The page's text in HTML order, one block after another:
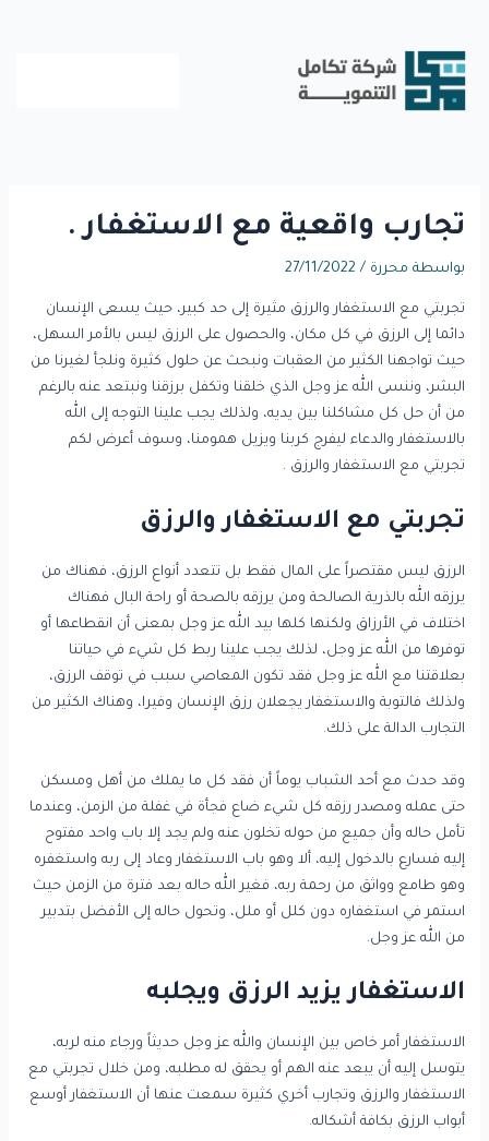
المحتوى
تجارب واقعية مع الاستغفار .
بواسطة محررة /
27/11/2022
تجربتي مع الاستغفار والرزق مثيرة إلى حد كبير، حيث يسعى الإنسان
دائما إلى الرزق في كل مكان، والحصول على الرزق ليس بالأمر السهل،
حيث تواجهنا الكثير من العقبات ونبحث عن حلول كثيرة ونلجأ لغيرنا من
البشر، وننسى الله عز وجل الذي خلقنا وتكفل برزقنا ونبتعد عنه بالرغم
من أن حل كل مشاكلنا بين يديه، ولذلك يجب علينا التوجه إلى الله
بالاستغفار والدعاء ليفرج كربنا ويزيل همومنا، وسوف أعرض لكم
تجربتي مع الاستغفار والرزق .
تجربتي مع الاستغفار والرزق
الرزق ليس مقتصراً على المال فقط بل تتعدد أنواع الرزق، فهناك من
يرزقه الله بالذرية الصالحة ومن يرزقه بالصحة أو راحة البال فهناك
اختلاف في الأرزاق ولكنها كلها بيد الله عز وجل بمعنى أن انقطاعها أو
توفرها من الله عز وجل، لذلك يجب علينا ربط كل شيء في حياتنا
بعلاقتنا مع الله عز وجل فقد تكون المعاصي سبب في توقف الرزق،
ولذلك فالتوبة والاستغفار يجعلان رزق الإنسان وفيرا، وهناك الكثير من
التجارب الدالة على ذلك.
وقد حدث مع أحد الشباب يوماً أن فقد كل ما يملك من أهل ومسكن
حتى عمله ومصدر رزقه كل شيء ضاع فجأة في غفلة من الزمن، وعندما
تأمل حاله وأن جميع من حوله تخلون عنه ولم يجد إلا باب واحد مفتوح
إليه فسارع بالدخول إليه، ألا وهو باب الاستغفار وعاد إلى ربه واستغفره
وهو طامع وواثق من رحمة ربه، فغير الله حاله بعد فترة من الزمن حيث
استمر في استغفاره دون كلل أو ملل، وتحول حاله إلى الأفضل بتدبير
من الله عز وجل.
الاستغفار يزيد الرزق ويجلبه
الاستغفار أمر خاص بين الإنسان والله عز وجل حديثاً ورجاء منه لربه،
يتوسل إليه أن يبعد عنه الهم أو يحقق له مطلبه، ومن خلال تجربتي مع
الاستغفار والرزق وتجارب أخري كثيرة سمعت عنها أن الاستغفار أوسع
أبواب الرزق بكافة أشكاله.